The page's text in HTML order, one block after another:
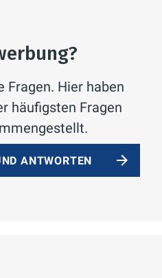
Fragen. Hier haben
häufigsten Fragen
ANTWORTEN